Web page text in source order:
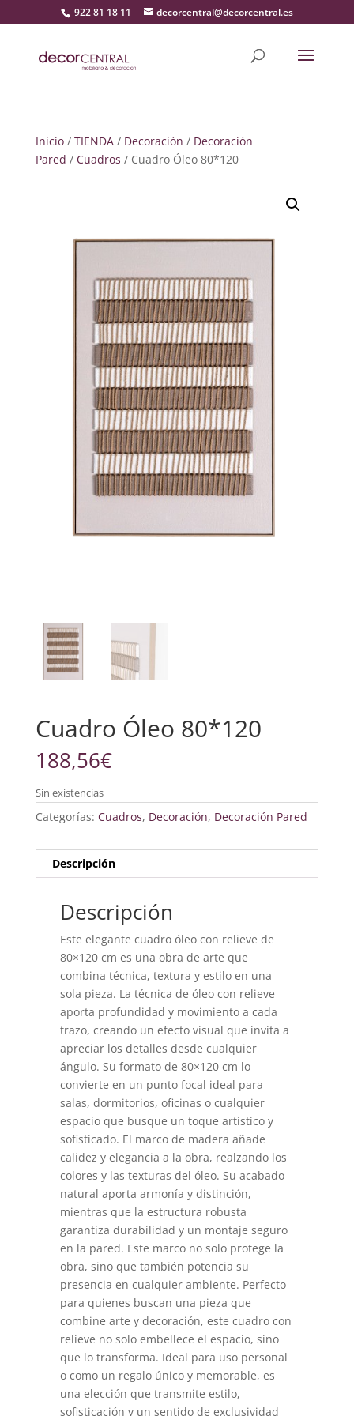
922 81 18 11 decorcentral@decorcentral.es
Inicio/ TIENDA/ Decoración / Decoración
Pared / Cuadros / Cuadro Óleo 80*120
Cuadro Óleo 80*120
188,56€
Sin existencias
Categorías: Cuadros, Decoración, Decoración Pared
Descripción
Descripción
Este elegante cuadro óleo con relieve de
80×120 cm es una obra de arte que
combina técnica, textura y estilo en una
sola pieza. La técnica de óleo con relieve
aporta profundidad y movimiento a cada
trazo, creando un efecto visual que invita a
apreciar los detalles desde cualquier
ángulo. Su formato de 80×120 cm lo
convierte en un punto focal ideal para
salas, dormitorios, oficinas o cualquier
espacio que busque un toque artístico y
sofisticado. El marco de madera añade
calidez y elegancia a la obra, realzando los
colores y las texturas del óleo. Su acabado
natural aporta armonía y distinción,
mientras que la estructura robusta
garantiza durabilidad y un montaje seguro
en la pared. Este marco no solo protege la
obra, sino que también potencia su
presencia en cualquier ambiente. Perfecto
para quienes buscan una pieza que
combine arte y decoración, este cuadro con
relieve no solo embellece el espacio, sino
que lo transforma. Ideal para uso personal
o como un regalo único y memorable, es
una elección que transmite estilo,
sofisticación y un sentido de exclusividad